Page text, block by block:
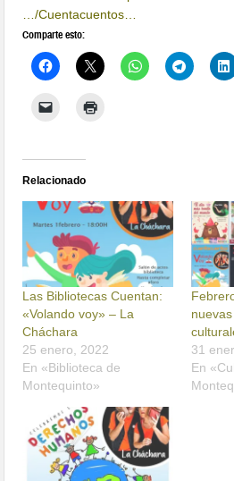
…/Cuentacuentos…
Comparte esto:
Relacionado
Las Bibliotecas Cuentan:
«Volando voy» – La
Cháchara
25 enero, 2022
En «Biblioteca de
Montequinto»
31
En